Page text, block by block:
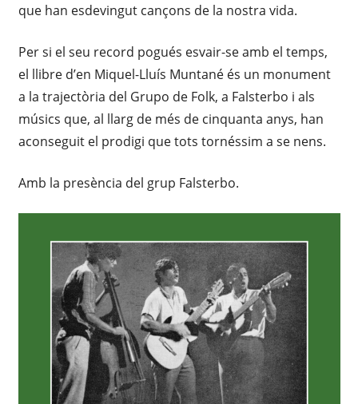
que han esdevingut cançons de la nostra vida.
Per si el seu record pogués esvair-se amb el temps,
el llibre d’en Miquel-Lluís Muntané és un monument
a la trajectòria del Grupo de Folk, a Falsterbo i als
músics que, al llarg de més de cinquanta anys, han
aconseguit el prodigi que tots tornéssim a se nens.
Amb la presència del grup Falsterbo.